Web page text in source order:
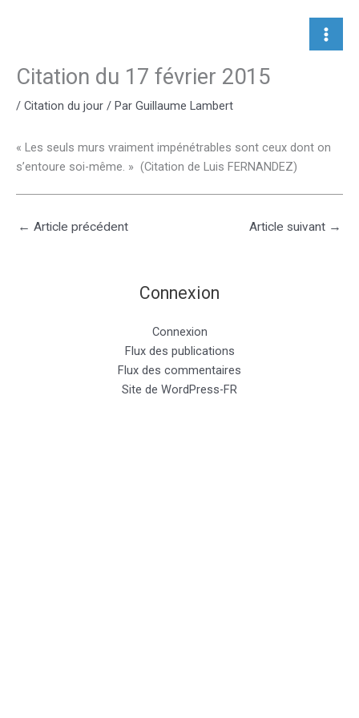
Citation du 17 février 2015
/ Citation du jour / Par Guillaume Lambert
« Les seuls murs vraiment impénétrables sont ceux dont on
s’entoure soi-même. » (Citation de Luis FERNANDEZ)
← Article précédent Article suivant →
Connexion
Connexion
Flux des publications
Flux des commentaires
Site de WordPress-FR